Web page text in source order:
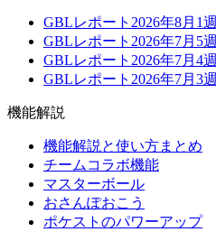
GBLレポート2026年8月1週
GBLレポート2026年7月5週
GBLレポート2026年7月4週
GBLレポート2026年7月3週
機能解説
機能解説と使い方まとめ
チームコラボ機能
マスターボール
おさんぽおこう
ポケストのパワーアップ